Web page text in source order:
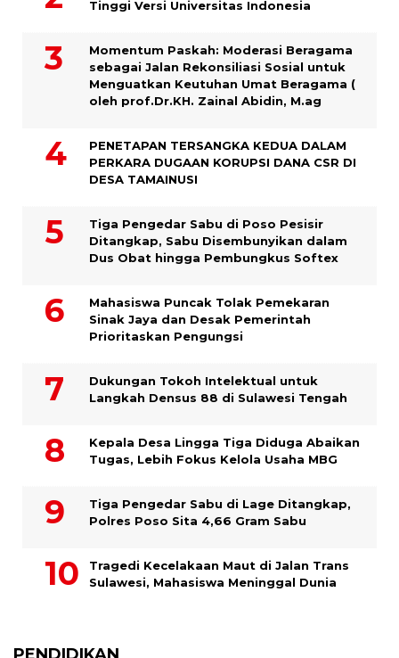
Tinggi Versi Universitas Indonesia
Momentum Paskah: Moderasi Beragama
sebagai Jalan Rekonsiliasi Sosial untuk
Menguatkan Keutuhan Umat Beragama (
oleh prof.Dr.KH. Zainal Abidin, M.ag
PENETAPAN TERSANGKA KEDUA DALAM
PERKARA DUGAAN KORUPSI DANA CSR DI
DESA TAMAINUSI
Tiga Pengedar Sabu di Poso Pesisir
Ditangkap, Sabu Disembunyikan dalam
Dus Obat hingga Pembungkus Softex
Mahasiswa Puncak Tolak Pemekaran
Sinak Jaya dan Desak Pemerintah
Prioritaskan Pengungsi
Dukungan Tokoh Intelektual untuk
Langkah Densus 88 di Sulawesi Tengah
Kepala Desa Lingga Tiga Diduga Abaikan
Tugas, Lebih Fokus Kelola Usaha MBG
Tiga Pengedar Sabu di Lage Ditangkap,
Polres Poso Sita 4,66 Gram Sabu
Tragedi Kecelakaan Maut di Jalan Trans
Sulawesi, Mahasiswa Meninggal Dunia